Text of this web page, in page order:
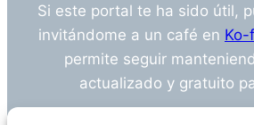
Si este portal te ha sido útil,
invitándome a un café en Ko-
permite seguir
actualizado y gratuito